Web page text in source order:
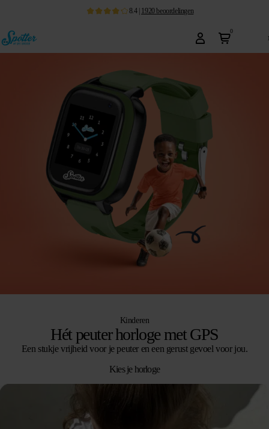
8.4| 1920beoordelingen
0
Kinderen
Hét peuter horloge met GPS
Een stukje vrijheid voor je peuter en een gerust gevoel voor jou.
Kies je horloge